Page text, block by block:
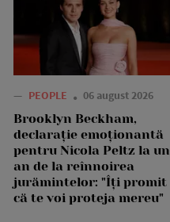
— PEOPLE 06 august 2026
Brooklyn Beckham,
declarație emoționantă
pentru Nicola Peltz la un
an de la reînnoirea
jurămintelor: "Îți promit
că te voi proteja mereu"